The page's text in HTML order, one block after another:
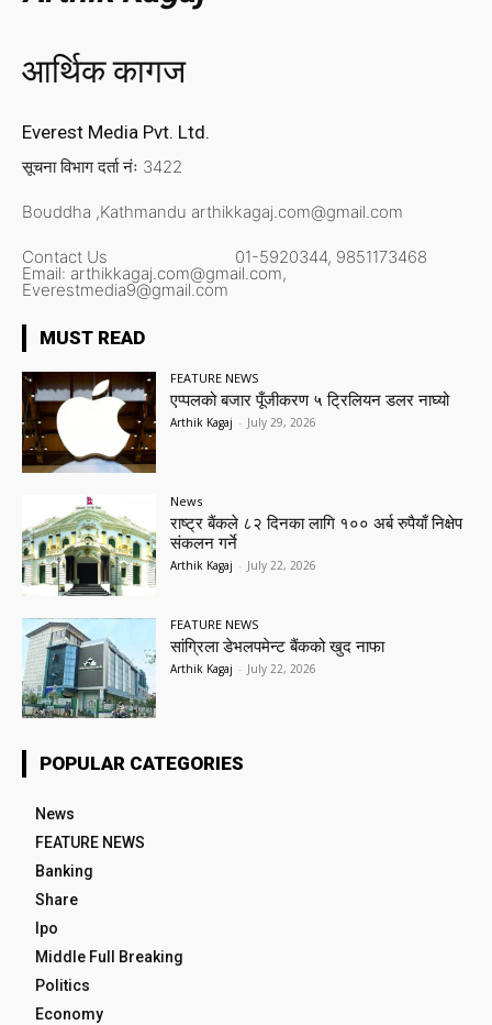
आर्थिक कागज
Everest Media Pvt. Ltd.
सूचना विभाग दर्ता नंः 3422
Bouddha ,Kathmandu arthikkagaj.com@gmail.com
Contact Us 01-5920344, 9851173468
Email: arthikkagaj.com@gmail.com,
Everestmedia9@gmail.com
MUST READ
FEATURE NEWS
एप्पलको बजार पूँजीकरण ५ ट्रिलियन डलर नाघ्यो
Arthik Kagaj - July 29, 2026
News
राष्ट्र बैंकले ८२ दिनका लागि १०० अर्ब रुपैयाँ निक्षेप
संकलन गर्ने
Arthik Kagaj - July 22, 2026
FEATURE NEWS
सांग्रिला डेभलपमेन्ट बैंकको खुद नाफा
Arthik Kagaj - July 22, 2026
POPULAR CATEGORIES
News
FEATURE NEWS
Banking
Share
Ipo
Middle Full Breaking
Politics
Economy